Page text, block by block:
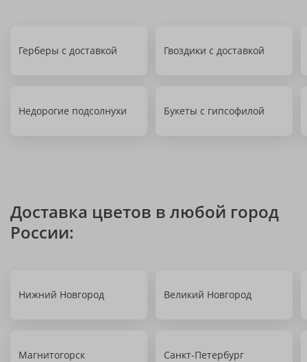
Герберы с доставкой Гвоздики с доставкой
Недорогие подсолнухи Букеты с гипсофилой
Доставка цветов в любой город
России:
Нижний Новгород Великий Новгород
Магнитогорск Санкт-Петербург